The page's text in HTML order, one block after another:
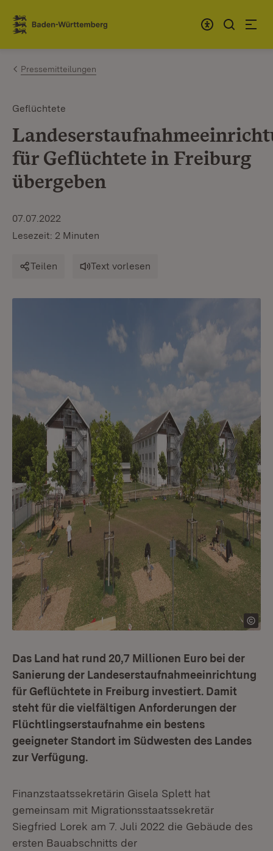
Zum Inhalt springen
Link zur Startseite
Pressemitteilungen
Geflüchtete
für Geflüchtete in Freiburg
übergeben
07.07.2022
Lesezeit: 2 Minuten
Teilen Text vorlesen
Das Land hat rund 20,7 Millionen Euro bei der
Sanierung der Landeserstaufnahmeeinrichtung
für Geflüchtete in Freiburg investiert. Damit
steht für die vielfältigen Anforderungen der
Flüchtlingserstaufnahme ein bestens
geeigneter Standort im Südwesten des Landes
zur Verfügung.
Finanzstaatssekretärin Gisela Splett hat
gemeinsam mit Migrationsstaatssekretär
Siegfried Lorek am 7. Juli 2022 die Gebäude des
ersten Bauabschnitts der